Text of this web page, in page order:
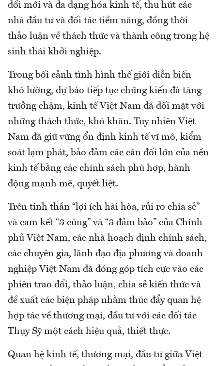
đổi mới và đa dạng hóa kinh tế, thu hút các
nhà đầu tư và đối tác tiềm năng, đồng thời
thảo luận về thách thức và thành công trong hệ
sinh thái khởi nghiệp.
Trong bối cảnh tình hình thế giới diễn biến
khó lường, dự báo tiếp tục chứng kiến đà tăng
trưởng chậm, kinh tế Việt Nam đã đối mặt với
những thách thức, khó khăn. Tuy nhiên Việt
Nam đã giữ vững ổn định kinh tế vĩ mô, kiểm
soát lạm phát, bảo đảm các cân đối lớn của nền
kinh tế bằng các chính sách phù hợp, hành
động mạnh mẽ, quyết liệt.
Trên tinh thần “lợi ích hài hòa, rủi ro chia sẻ”
và cam kết “3 cùng” và “3 đảm bảo” của Chính
phủ Việt Nam, các nhà hoạch định chính sách,
các chuyên gia, lãnh đạo địa phương và doanh
nghiệp Việt Nam đã đóng góp tích cực vào các
phiên trao đổi, thảo luận, chia sẻ kiến thức và
đề xuất các biện pháp nhằm thúc đẩy quan hệ
hợp tác về thương mại, đầu tư với các đối tác
Thụy Sỹ một cách hiệu quả, thiết thực.
Quan hệ kinh tế, thương mại, đầu tư giữa Việt